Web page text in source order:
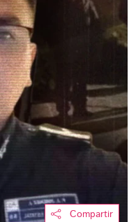
Compartir